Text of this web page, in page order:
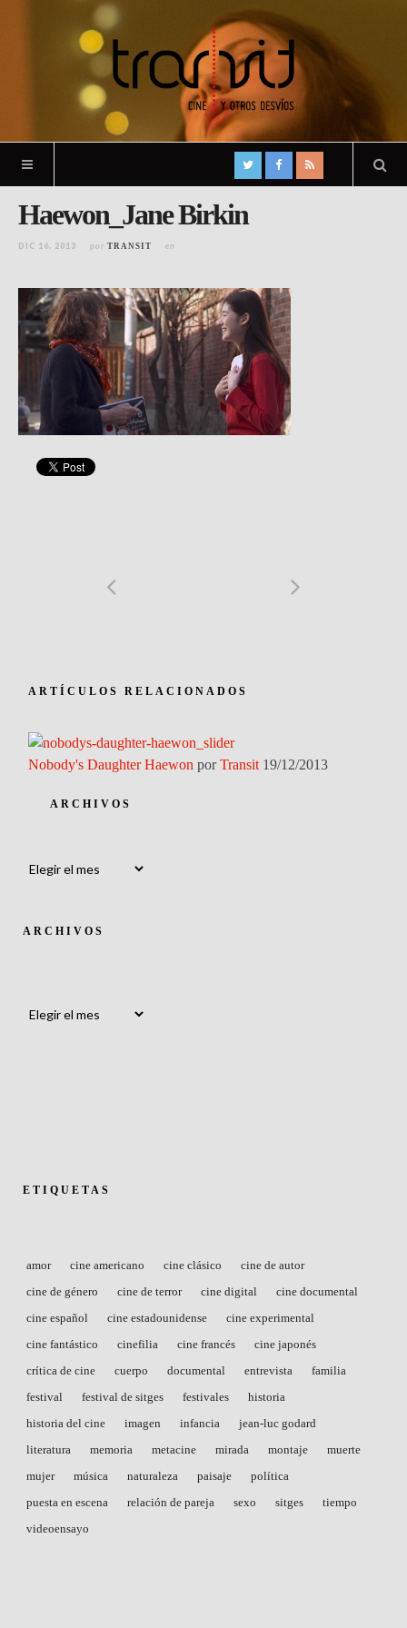
Haewon_Jane Birkin
DIC 16, 2013 por TRANSIT en
ARTÍCULOS RELACIONADOS
Nobody's Daughter Haewon porTransit 19/12/2013
ARCHIVOS
ARCHIVOS
ETIQUETAS
amor cine americano cine clásico
cine de autor
cine de género
cine de terror cine digital
cine documental
cine español
cine estadounidense
cine experimental
cine fantástico
cinefilia cine francés
cine japonés
crítica de cine
cuerpo documental entrevista
familia
festival
festival de sitges festivales
historia
historia del cine
imagen infancia
jean-luc godard
literatura
memoria metacine mirada montaje
muerte
mujer
música naturaleza paisaje
política
puesta en escena
relación de pareja sexo sitges
tiempo
videoensayo